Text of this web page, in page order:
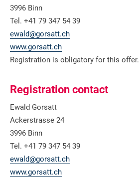
3996 Binn
Tel. +41 79 347 54 39
ewald@gorsatt.ch
www.gorsatt.ch
Registration is obligatory for this offer.
Registration contact
Ewald Gorsatt
Ackerstrasse 24
3996 Binn
Tel. +41 79 347 54 39
ewald@gorsatt.ch
www.gorsatt.ch